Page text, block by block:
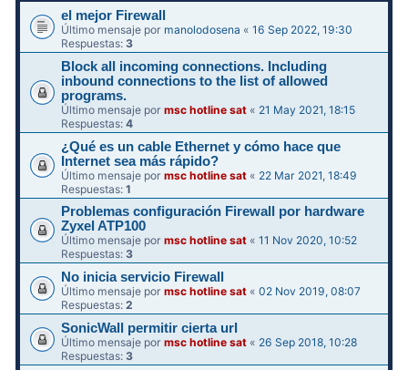
el mejor Firewall
Último mensaje por manolodosena «16 Sep 2022, 19:30
Respuestas:3
Block all incoming connections. Including
inbound connections to the list of allowed
programs.
Último mensaje pormsc hotline sat « 21 May 2021, 18:15
Respuestas:4
¿Qué es un cable Ethernet y cómo hace que
Internet sea más rápido?
Último mensaje pormsc hotline sat « 22 Mar 2021, 18:49
Respuestas:1
Problemas configuración Firewall por hardware
Zyxel ATP100
Último mensaje pormsc hotline sat «11 Nov 2020, 10:52
Respuestas: 3
No inicia servicio Firewall
Último mensaje pormsc hotline sat «02 Nov 2019, 08:07
Respuestas:2
SonicWall permitir cierta url
Último mensaje pormsc hotline sat « 26 Sep 2018, 10:28
Respuestas: 3